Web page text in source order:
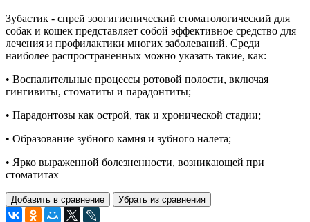
Зубастик - спрей зоогигиенический стоматологический для
собак и кошек представляет собой эффективное средство для
лечения и профилактики многих заболеваний. Среди
наиболее распространенных можно указать такие, как:
• Воспалительные процессы ротовой полости, включая
гингивиты, стоматиты и парадонтиты;
• Парадонтозы как острой, так и хронической стадии;
• Образование зубного камня и зубного налета;
• Ярко выраженной болезненности, возникающей при
стоматитах
Добавить в сравнение Убрать из сравнения